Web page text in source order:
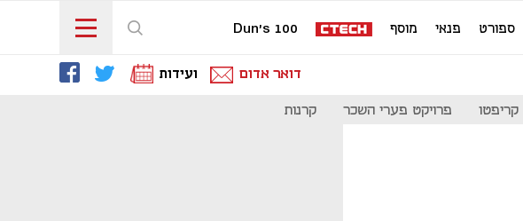
ספורט פנאי מוסף Dun's 100
דואר אדום ועידות
קריפטו פרויקט פערי השכר קרנות